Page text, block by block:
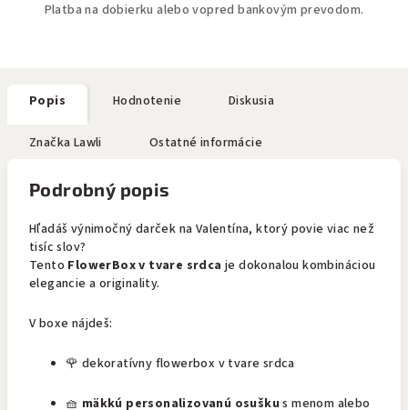
Platba na dobierku alebo vopred bankovým prevodom.
Popis Hodnotenie Diskusia
Značka Lawli Ostatné informácie
Podrobný popis
Hľadáš výnimočný darček na Valentína, ktorý povie viac než
tisíc slov?
Tento FlowerBox v tvare srdca je dokonalou kombináciou
elegancie a originality.
V boxe nájdeš:
🌹 dekoratívny flowerbox v tvare srdca
🧺 mäkkú personalizovanú osušku s menom alebo